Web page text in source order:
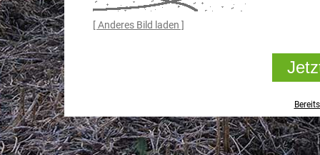
[ Anderes Bild laden ]